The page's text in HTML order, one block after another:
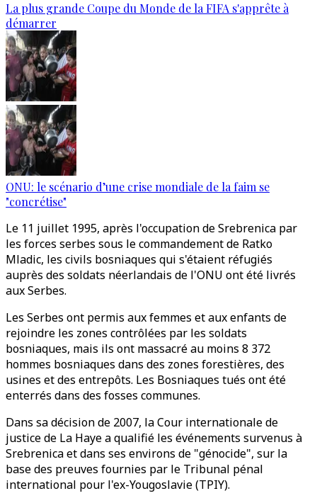
La plus grande Coupe du Monde de la FIFA s'apprête à
démarrer
ONU: le scénario d’une crise mondiale de la faim se
"concrétise"
Le 11 juillet 1995, après l'occupation de Srebrenica par
les forces serbes sous le commandement de Ratko
Mladic, les civils bosniaques qui s'étaient réfugiés
auprès des soldats néerlandais de l'ONU ont été livrés
aux Serbes.
Les Serbes ont permis aux femmes et aux enfants de
rejoindre les zones contrôlées par les soldats
bosniaques, mais ils ont massacré au moins 8 372
hommes bosniaques dans des zones forestières, des
usines et des entrepôts. Les Bosniaques tués ont été
enterrés dans des fosses communes.
Dans sa décision de 2007, la Cour internationale de
justice de La Haye a qualifié les événements survenus à
Srebrenica et dans ses environs de "génocide", sur la
base des preuves fournies par le Tribunal pénal
international pour l'ex-Yougoslavie (TPIY).